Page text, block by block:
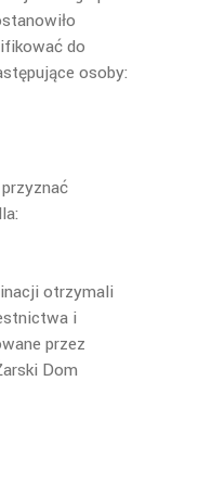
do
osoby:
otrzymali
i
przez
Dom